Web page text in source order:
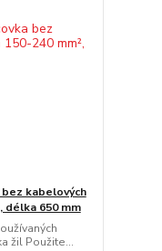
kabelových
délka 650 mm
žil Použite...